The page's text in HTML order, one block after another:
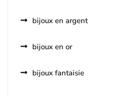
bijoux en argent
bijoux en or
bijoux fantaisie